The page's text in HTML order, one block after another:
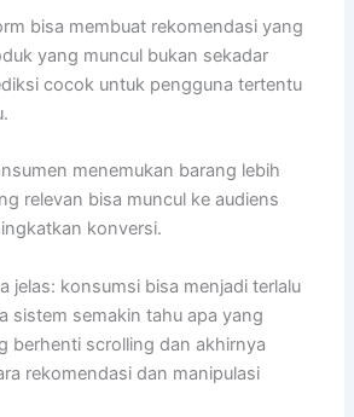
bisa membuat rekomendasi yang
yang muncul bukan sekadar
cocok untuk pengguna tertentu
menemukan barang lebih
relevan bisa muncul ke audiens
konversi.
jelas: konsumsi bisa menjadi terlalu
sistem semakin tahu apa yang
berhenti scrolling dan akhirnya
rekomendasi dan manipulasi